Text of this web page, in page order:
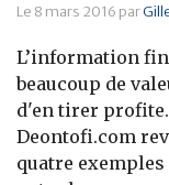
Assurance Vie
Patrimoine
Immobilier
Banque
Le 8 mars 2016 par
L’information
beaucoup de
d'en tirer
Deontofi.com
quatre